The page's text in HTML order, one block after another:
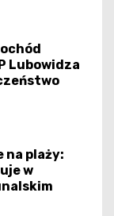
Lubowidza
na plaży:
w